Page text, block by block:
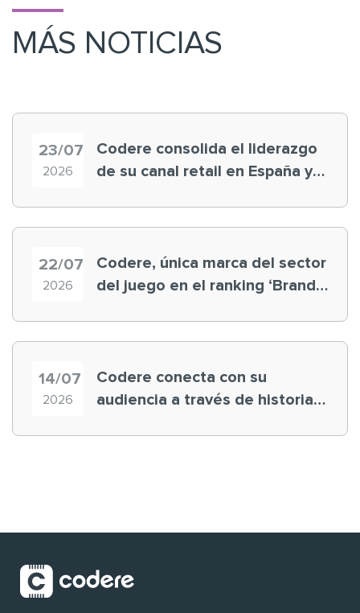
MÁS NOTICIAS
23/07
2026
Codere consolida el liderazgo
de su canal retail en España y
22/07
2026
Codere, única marca del sector
del juego en el ranking ‘Brand
14/07
2026
Codere conecta con su
audiencia a través de historias